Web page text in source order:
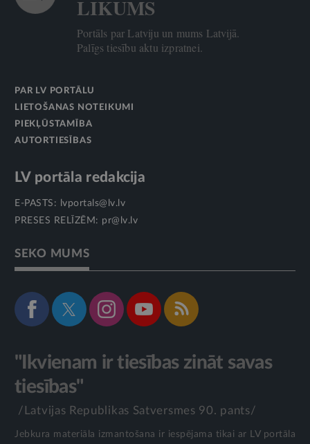
LIKUMS
Portāls par Latviju un mums Latvijā.
Palīgs tiesību aktu izpratnei.
PAR LV PORTĀLU
LIETOŠANAS NOTEIKUMI
PIEKĻŪSTAMĪBA
AUTORTIESĪBAS
LV portāla redakcija
E-PASTS:
lvportals@lv.lv
PRESES RELĪZĒM: pr@lv.lv
SEKO MUMS
"Ikvienam ir tiesības zināt savas
tiesības"
/Latvijas Republikas Satversmes 90. pants/
Jebkura materiāla izmantošana ir iespējama tikai ar LV portāla